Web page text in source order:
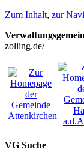
Zum Inhalt, zur
zolling.de/
VG Suche